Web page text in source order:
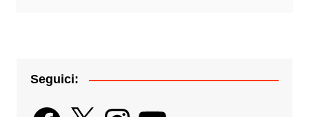
Seguici:
Facebook
X InstagramYouTube